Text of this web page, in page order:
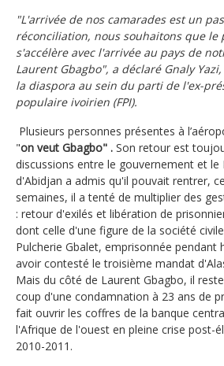
"L'arrivée de nos camarades est un
réconciliation, nous souhaitons que le
s'accélère avec l'arrivée au pays de
Laurent Gbagbo", a déclaré Gnaly
la diaspora au sein du parti de l'ex-
populaire ivoirien (FPI).
Plusieurs personnes présentes à
"on veut Gbagbo" . Son retour est
discussions entre le gouvernement et le
d'Abidjan a admis qu'il pouvait rentrer,
semaines, il a tenté de multiplier des
: retour d'exilés et libération de
dont celle d'une figure de la société
Pulcherie Gbalet, emprisonnée pendant
avoir contesté le troisième mandat
Mais du côté de Laurent Gbagbo, il
coup d'une condamnation à 23 ans de
fait ouvrir les coffres de la banque
l'Afrique de l'ouest en pleine crise post-
2010-2011.